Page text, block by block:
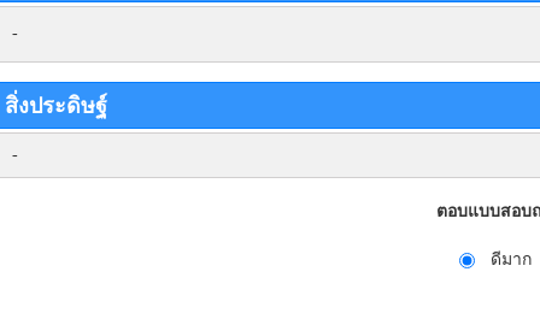
-
สิ่งประดิษฐ์
-
ตอบแบบสอบ
ดีมาก